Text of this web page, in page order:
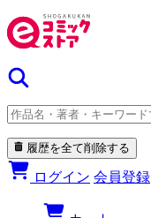
履歴を全て削除する
ログイン 会員登録